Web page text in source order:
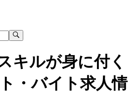
キルが身に付く
・バイト求人情